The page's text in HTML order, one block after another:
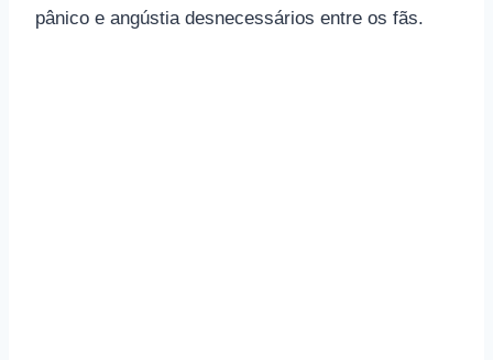
pânico e angústia desnecessários entre os fãs.